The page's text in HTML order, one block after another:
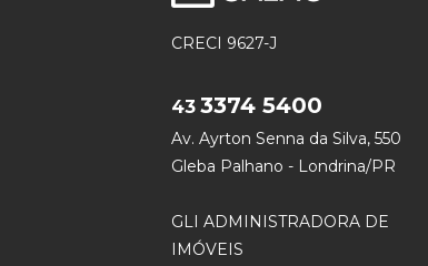
CRECI 9627-J
43 3374 5400
Av. Ayrton Senna da Silva, 550
Gleba Palhano - Londrina/PR
GLI ADMINISTRADORA DE
IMÓVEIS